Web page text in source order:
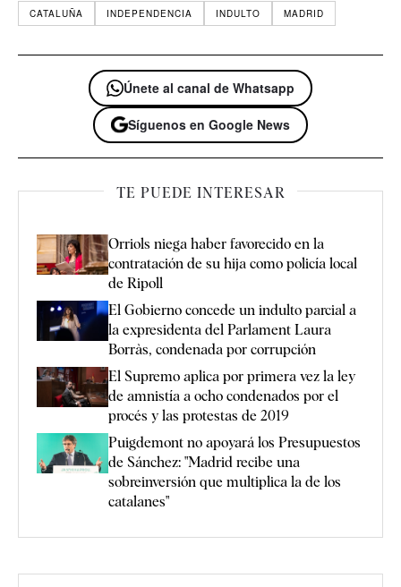
CATALUÑA INDEPENDENCIA INDULTO MADRID
Únete al canal de Whatsapp
Síguenos en Google News
TE PUEDE INTERESAR
Orriols niega haber favorecido en la
contratación de su hija como policía local
de Ripoll
El Gobierno concede un indulto parcial a
la expresidenta del Parlament Laura
Borràs, condenada por corrupción
El Supremo aplica por primera vez la ley
de amnistía a ocho condenados por el
procés y las protestas de 2019
Puigdemont no apoyará los Presupuestos
de Sánchez: "Madrid recibe una
sobreinversión que multiplica la de los
catalanes"